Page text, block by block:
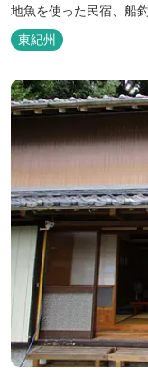
地魚を使った民宿、船
東紀州